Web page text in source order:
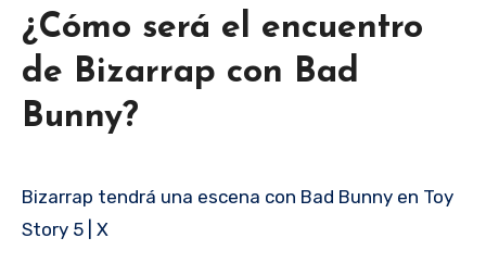
¿Cómo será el encuentro
de Bizarrap con Bad
Bunny?
Bizarrap tendrá una escena con Bad Bunny en Toy
Story 5 | X